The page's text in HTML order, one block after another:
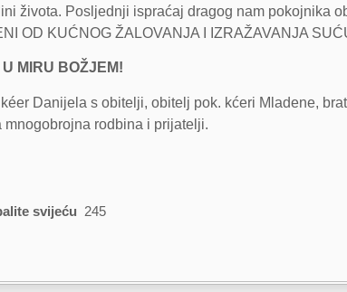
života. Posljednji ispraćaj dragog nam pokojnika
OD KUĆNOG ŽALOVANJA I IZRAŽAVANJA
U MIRU BOŽJEM!
Danijela s obitelji, obitelj pok. kćeri Mladene,
mnogobrojna rodbina i prijatelji.
svijeću 245